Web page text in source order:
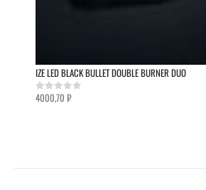
IZE LED BLACK BULLET DOUBLE BURNER DUO
0out of 5
4000,70 ₽